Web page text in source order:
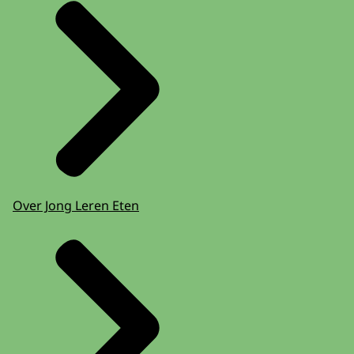
Vanaf 30 maart beoordelen we de
aanvragen op kwaliteit en volledigheid en
of er een reële begroting of offerte is
bijgevoegd. Daarna krijgen coaches die de
bijdrage niet eerder hebben ontvangen
Mijn Gezonde School
Over Jong Leren Eten